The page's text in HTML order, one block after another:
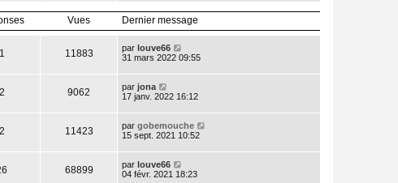
Vues Dernier message
1 11883 par louve66
31 mars 2022 09:55
2 9062 par jona
17 janv. 2022 16:12
2 11423 par gobemouche
15 sept. 2021 10:52
68899 par louve66
04 févr. 2021 18:23